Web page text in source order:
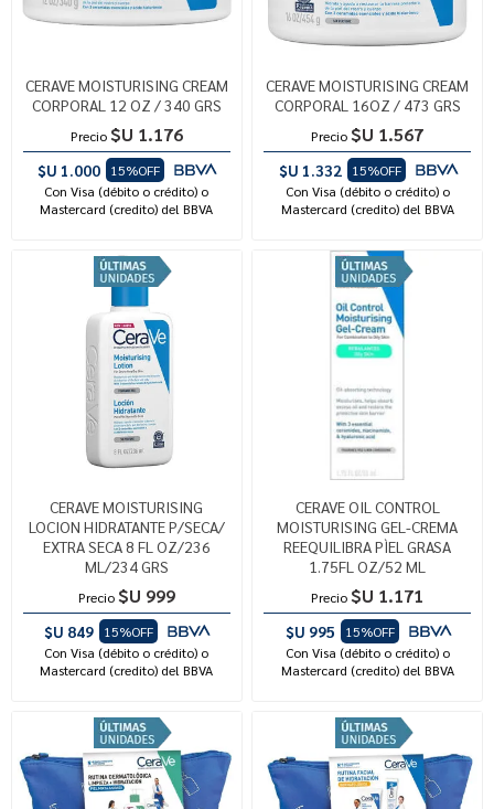
CERAVE MOISTURISING CREAM
CORPORAL 12 OZ / 340 GRS
Precio $U 1.176
$U 1.000
15%OFF
Con Visa (débito o crédito) o
Mastercard (credito) del BBVA
CERAVE MOISTURISING CREAM
CORPORAL 16OZ / 473 GRS
Precio $U 1.567
$U 1.332
15%OFF
Con Visa (débito o crédito) o
Mastercard (credito) del BBVA
CERAVE MOISTURISING
LOCION HIDRATANTE P/SECA/
EXTRA SECA 8 FL OZ/236
ML/234 GRS
Precio $U 999
$U 849
15%OFF
Con Visa (débito o crédito) o
Mastercard (credito) del BBVA
CERAVE OIL CONTROL
MOISTURISING GEL-CREMA
REEQUILIBRA PÌEL GRASA
1.75FL OZ/52 ML
Precio $U 1.171
$U 995
15%OFF
Con Visa (débito o crédito) o
Mastercard (credito) del BBVA